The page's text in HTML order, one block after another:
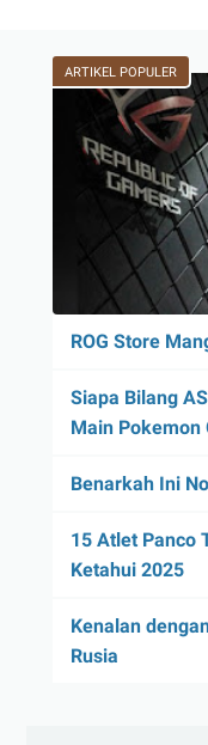
ARTIKEL POPULER
ROG Store
Siapa Bilang
Main Pokemon
Benarkah Ini
15 Atlet Panco
Ketahui 2025
Kenalan
Rusia